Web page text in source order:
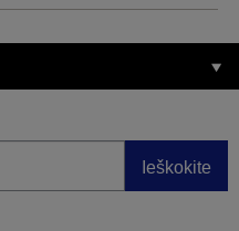
Ieškokite